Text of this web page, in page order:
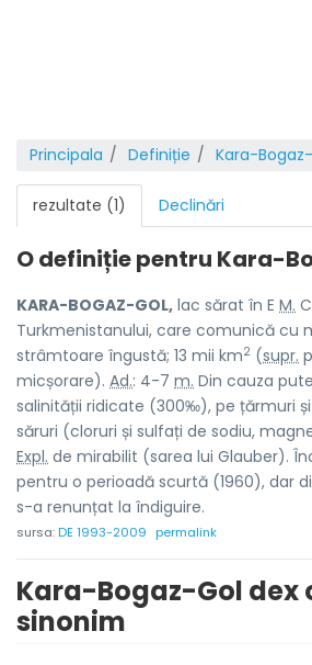
Principala Definiție Kara-
rezultate (1) Declinări
O definiție pentru Kara-
KARA-BOGAZ-GOL, lac sărat în E M.
Turkmenistanului, care comunică cu
strâmtoare îngustă; 13 mii km2 (supr.
micșorare). Ad.: 4-7 m. Din cauza
salinității ridicate (300‰), pe țărmuri
săruri (cloruri și sulfați de sodiu,
Expl. de mirabilit (sarea lui Glauber).
pentru o perioadă scurtă (1960), dar
s-a renunțat la îndiguire.
sursa:DE 1993-2009 permalink
Kara-Bogaz-Gol dex
sinonim